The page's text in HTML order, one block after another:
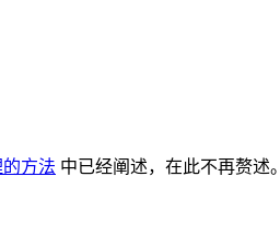
的方法 中已经阐述，在此不再赘述。